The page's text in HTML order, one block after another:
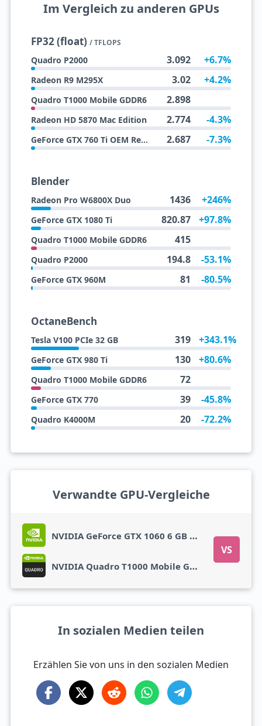
Im Vergleich zu anderen GPUs
FP32 (float) / TFLOPS
Quadro P2000 3.092 +6.7%
Radeon R9 M295X 3.02 +4.2%
Quadro T1000 Mobile GDDR6 2.898
Radeon HD 5870 Mac Edition 2.774 -4.3%
GeForce GTX 760 Ti OEM Rebrand 2.687 -7.3%
Blender
Radeon Pro W6800X Duo 1436 +246%
GeForce GTX 1080 Ti 820.87 +97.8%
Quadro T1000 Mobile GDDR6 415
Quadro P2000 194.8 -53.1%
GeForce GTX 960M 81 -80.5%
OctaneBench
Tesla V100 PCIe 32 GB 319 +343.1%
GeForce GTX 980 Ti 130 +80.6%
Quadro T1000 Mobile GDDR6 72
GeForce GTX 770 39 -45.8%
Quadro K4000M 20 -72.2%
Verwandte GPU-Vergleiche
NVIDIA GeForce GTX 1060 6 GB GDDR5X
VS
NVIDIA Quadro T1000 Mobile GDDR6
In sozialen Medien teilen
Erzählen Sie von uns in den sozialen Medien